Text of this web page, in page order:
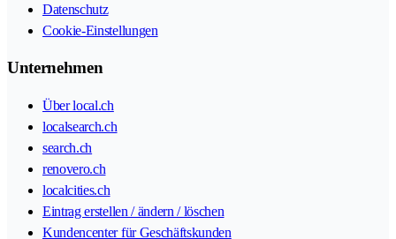
Datenschutz
Cookie-Einstellungen
Unternehmen
Über local.ch
localsearch.ch
search.ch
renovero.ch
localcities.ch
Eintrag erstellen / ändern / löschen
Kundencenter für Geschäftskunden